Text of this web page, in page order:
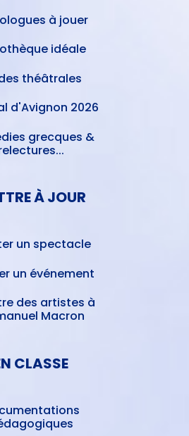
à jouer
idéale
théâtrales
d'Avignon 2026
grecques &
À JOUR
un spectacle
un événement
des artistes à
Macron
CLASSE